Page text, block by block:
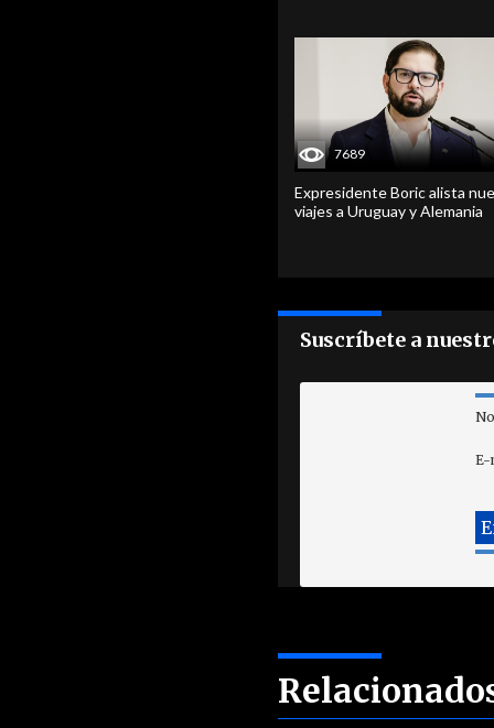
7689
Expresidente Boric alista
viajes a Uruguay y Alemania
Suscríbete a
E-